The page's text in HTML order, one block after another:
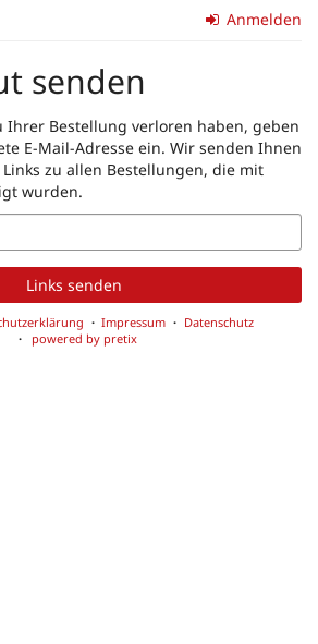
Anmelden
senden
Ihrer Bestellung verloren haben, geben
E-Mail-Adresse ein. Wir senden Ihnen
zu allen Bestellungen, die mit
wurden.
Links senden
Impressum
Datenschutz
powered by pretix